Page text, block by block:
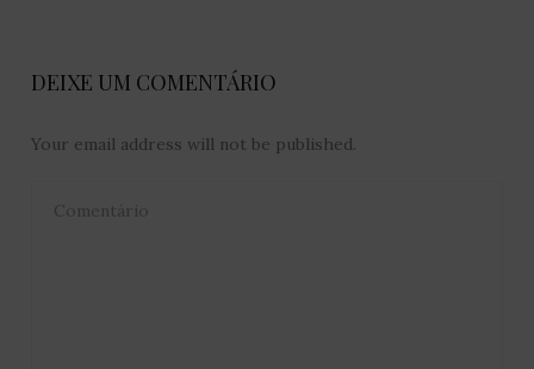
DEIXE UM COMENTÁRIO
Your email address will not be published.